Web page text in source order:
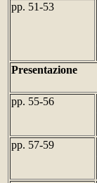
pp. 51-53
Presentazione
pp. 55-56
pp. 57-59